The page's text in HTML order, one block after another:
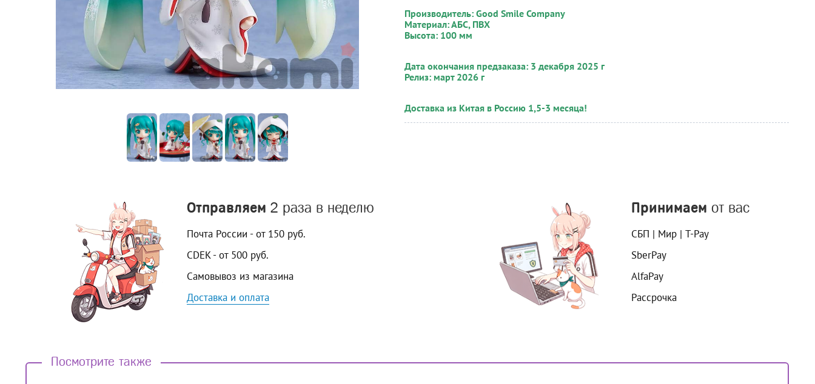
Производитель: Good Smile Company
Материал: АБС, ПВХ
Высота: 100 мм
Дата окончания предзаказа: 3 декабря 2025 г
Релиз: март 2026 г
Доставка из Китая в Россию 1,5-3 месяца!
Отправляем 2 раза в неделю
Почта России - от 150 руб.
CDEK - от 500 руб.
Самовывоз из магазина
Доставка и оплата
Принимаем от вас
СБП | Мир | T-Pay
SberPay
AlfaPay
Рассрочка
Посмотрите также